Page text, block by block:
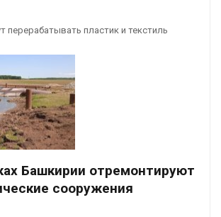
перерабатывать пластик и текстиль
Башкирии отремонтируют
сооружения